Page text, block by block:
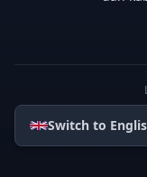
Switch to